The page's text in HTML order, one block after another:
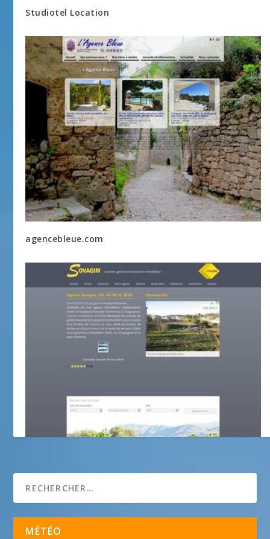
Studiotel Location
agencebleue.com
MÉTÉO